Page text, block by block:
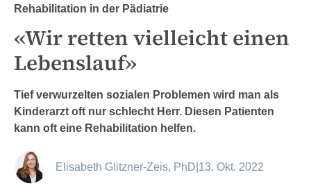
Rehabilitation in der Pädiatrie
«Wir retten vielleicht einen
Lebenslauf»
Tief verwurzelten sozialen Problemen wird man als
Kinderarzt oft nur schlecht Herr. Diesen Patienten
kann oft eine Rehabilitation helfen.
Elisabeth Glitzner-Zeis, PhD 13. Okt. 2022